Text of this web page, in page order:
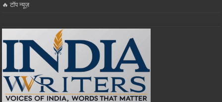
🔥 टॉप न्यूज़